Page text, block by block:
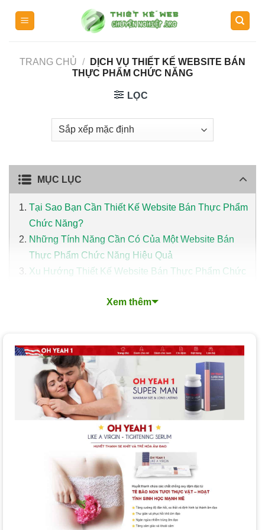
TRANG CHỦ /
DỊCH VỤ THIẾT KẾ WEBSITE BÁN
THỰC PHẨM CHỨC NĂNG
LỌC
MỤC LỤC
Tại Sao Bạn Cần Thiết Kế Website Bán Thực Phẩm
Chức Năng?
Những Tính Năng Cần Có Của Một Website Bán
Thực Phẩm Chức Năng Hiệu Quả
Xu Hướng Thiết Kế Website Bán Thực Phẩm Chức
Quy Trình Thiết Kế Website Bán Thực Phẩm Chức
Năng tại PhucT Digital
Nền Tảng Thiết Kế Website Thực Phẩm Chức Năng
Mà PhucT Digital Lựa Chọn Cho Bạn?
Chi Phí Và Thời Gian Thiết Kế Website Thực Phẩm
Chức Năng
Làm Thế Nào để Chọn Dịch vụ Thiết Kế Website
Thực Phẩm Chức Năng Phù Hợp?
Tại Sao Nên Thiết Kế Website Thực Phẩm Chức
Năng Tại PhucT Digital
Câu Hỏi Thường Gặp Khi Thiết Kế Website Thực
Phẩm Chức Năng
Đăng Ký Tư Vấn Miễn Phí Dịch Vụ Thiết Kế Website
Xem thêm